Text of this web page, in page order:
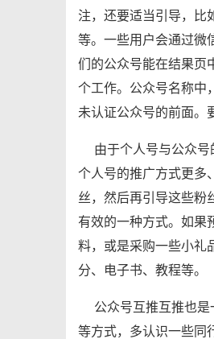
注，还要适当引导，比
等。一些用户会通过微
们的公众号能在结果页
个工作。公众号名称中
未认证公众号的前面。
由于个人号与公众
个人号的推广方式更多
丝，然后再引导这些粉
有效的一种方式。如果
料，或是采购一些小礼
分、电子书、教程等。
公众号互推互推也
等方式，多认识一些同